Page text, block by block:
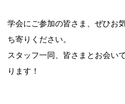
学会にご参加の皆さま、ぜひお
ち寄りください。
スタッフ一同、皆さまとお会い
ります！